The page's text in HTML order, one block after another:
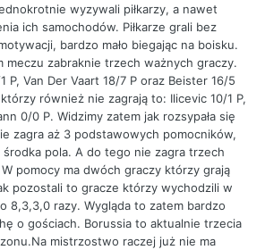
wyzywali piłkarzy, a nawet
ich samochodów. Piłkarze grali bez
bardzo mało biegając na boisku.
meczu zabraknie trzech ważnych graczy.
P, Van Der Vaart 18/7 P oraz Beister 16/5
również nie zagrają to: Ilicevic 10/1 P,
0/0 P. Widzimy zatem jak rozsypała się
zagra aż 3 podstawowych pomocników,
pola. A do tego nie zagra trzech
pomocy ma dwóch graczy którzy grają
pozostali to gracze którzy wychodzili w
8,3,3,0 razy. Wygląda to zatem bardzo
o gościach. Borussia to aktualnie trzecia
mistrzostwo raczej już nie ma